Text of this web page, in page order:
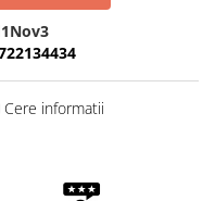
Cere informatii